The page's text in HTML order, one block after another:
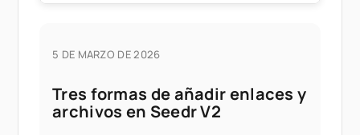
5 DE MARZO DE 2026
Tres formas de añadir enlaces y
archivos en Seedr V2